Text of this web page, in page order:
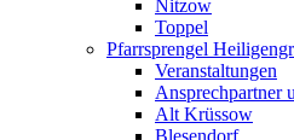
Nitzow
Toppel
Pfarrsprengel
Veranstaltungen
Ansprechpartner
Alt Krüssow
Blesendorf